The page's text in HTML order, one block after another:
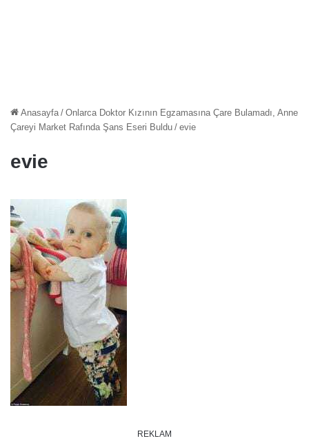
Anasayfa / Onlarca Doktor Kızının Egzamasına Çare Bulamadı, Anne
Çareyi Market Rafında Şans Eseri Buldu / evie
evie
REKLAM